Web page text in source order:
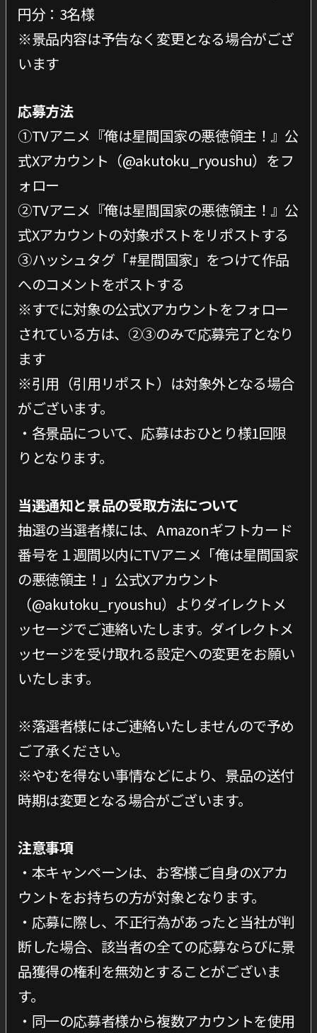
円分：3名様
※景品内容は予告なく変更となる場合がござ
います
応募方法
①TVアニメ『俺は星間国家の悪徳領主！』公
式Xアカウント（@akutoku_ryoushu）をフ
ォロー
②TVアニメ『俺は星間国家の悪徳領主！』公
式Xアカウントの対象ポストをリポストする
③ハッシュタグ「#星間国家」をつけて作品
へのコメントをポストする
※すでに対象の公式Xアカウントをフォロー
されている方は、②③のみで応募完了となり
ます
※引用（引用リポスト）は対象外となる場合
がございます。
・各景品について、応募はおひとり様1回限
りとなります。
当選通知と景品の受取方法について
抽選の当選者様には、Amazonギフトカード
番号を１週間以内にTVアニメ「俺は星間国家
の悪徳領主！」公式Xアカウント
（@akutoku_ryoushu）よりダイレクトメ
ッセージでご連絡いたします。ダイレクトメ
ッセージを受け取れる設定への変更をお願い
いたします。
※落選者様にはご連絡いたしませんので予め
ご了承ください。
※やむを得ない事情などにより、景品の送付
時期は変更となる場合がございます。
注意事項
・本キャンペーンは、お客様ご自身のXアカ
ウントをお持ちの方が対象となります。
・応募に際し、不正行為があったと当社が判
断した場合、該当者の全ての応募ならびに景
品獲得の権利を無効とすることがございま
す。
・同一の応募者様から複数アカウントを使用